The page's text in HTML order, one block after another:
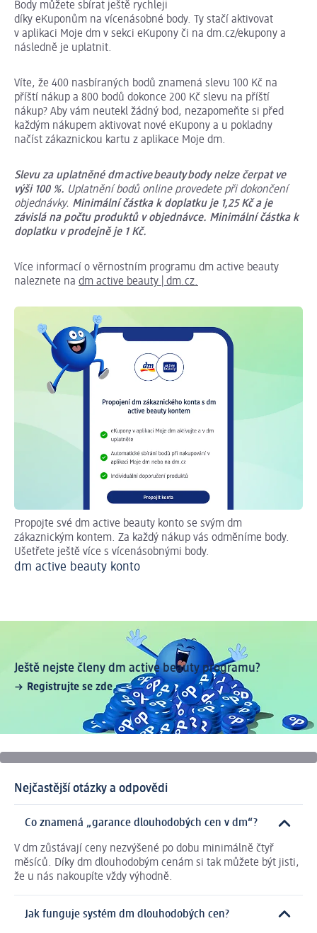
Body můžete sbírat ještě rychleji
díky eKuponům na vícenásobné body. Ty stačí aktivovat
v aplikaci Moje dm v sekci eKupony či na dm.cz/ekupony a
následně je uplatnit.
Víte, že 400 nasbíraných bodů znamená slevu 100 Kč na
příští nákup a 800 bodů dokonce 200 Kč slevu na příští
nákup? Aby vám neutekl žádný bod, nezapomeňte si před
každým nákupem aktivovat nové eKupony a u pokladny
načíst zákaznickou kartu z aplikace Moje dm.
Slevu za uplatněné dmactivebeautybody nelze čerpat ve
výši 100 %. Uplatnění bodů online provedete při dokončení
objednávky. Minimální částka k doplatku je 1,25 Kč a je
závislá na počtu produktů v objednávce. Minimální částka k
doplatku v prodejně je 1 Kč.
Více informací o věrnostním programu dm active beauty
naleznete na dm active beauty | dm.cz.
Propojte své dm active beauty konto se svým dm
zákaznickým kontem. Za každý nákup vás odměníme body.
Ušetřete ještě více s vícenásobnými body.
dm active beauty konto
Ještě nejste členy dm active beauty programu?
Registrujte se zde
Nejčastější otázky a odpovědi
Co znamená „garance dlouhodobých cen v dm“?
V dm zůstávají ceny nezvýšené po dobu minimálně čtyř
měsíců. Díky dm dlouhodobým cenám si tak můžete být jisti,
že u nás nakoupíte vždy výhodně.
Jak funguje systém dm dlouhodobých cen?